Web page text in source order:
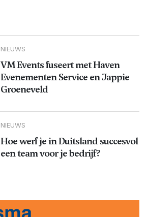
NIEUWS
VM Events fuseert met Haven
Evenementen Service en Jappie
Groeneveld
NIEUWS
Hoe werf je in Duitsland succesvol
een team voor je bedrijf?